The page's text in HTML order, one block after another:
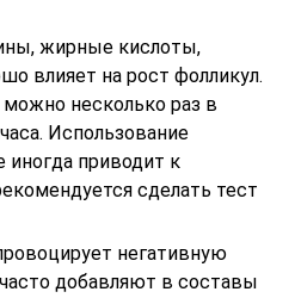
жирные кислоты,
влияет на рост фолликул.
несколько раз в
Использование
приводит к
сделать тест
негативную
добавляют в составы